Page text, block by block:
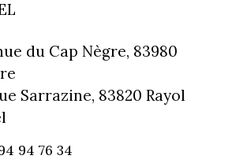
du Cap Nègre, 83980
Sarrazine, 83820 Rayol
94 76 34